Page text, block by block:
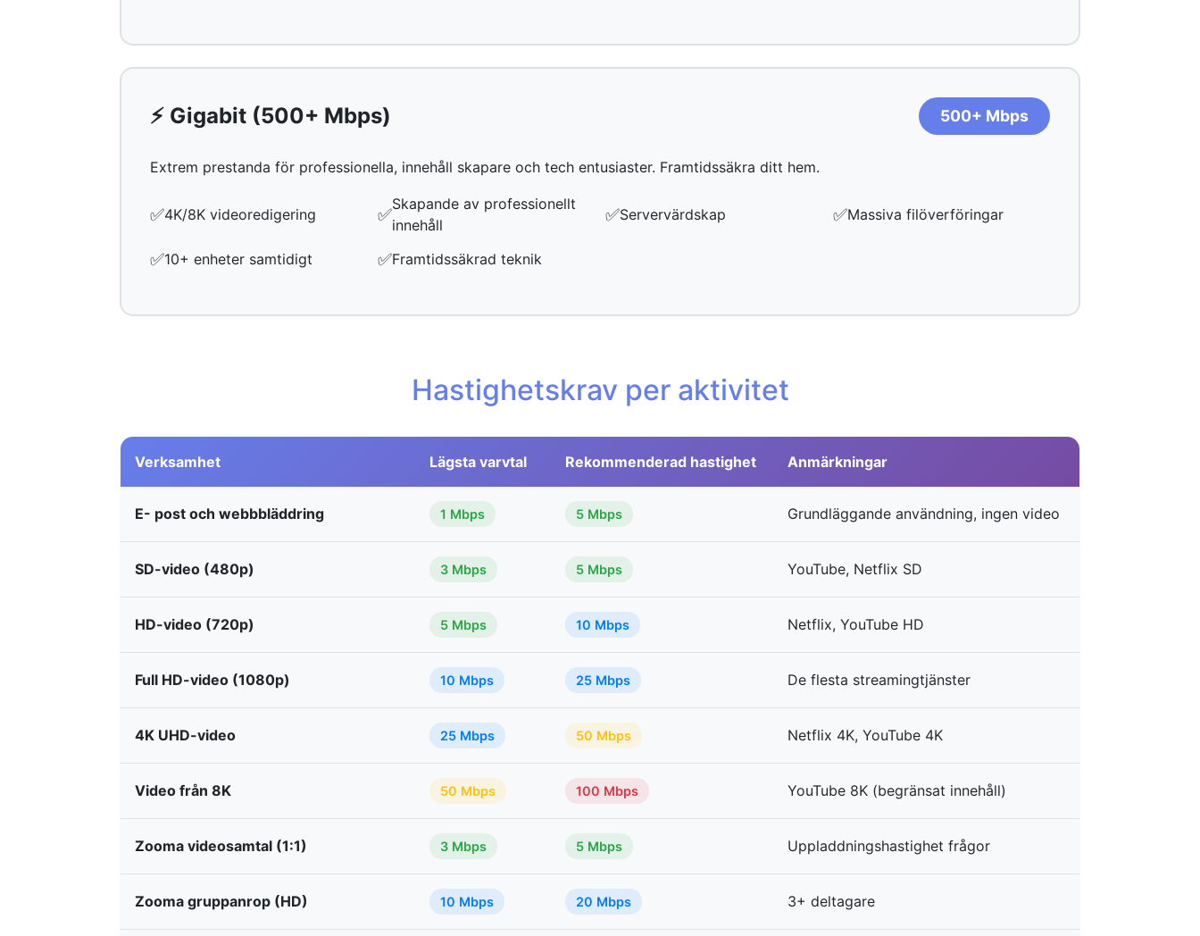
⚡ Gigabit (500+ Mbps) 500+ Mbps
Extrem prestanda för professionella, innehåll skapare och tech entusiaster. Framtidssäkra ditt hem.
✅4K/8K videoredigering ✅Skapande av professionellt
innehåll
✅Servervärdskap ✅Massiva filöverföringar
✅10+ enheter samtidigt ✅Framtidssäkrad teknik
Hastighetskrav per aktivitet
Verksamhet Lägsta varvtal Rekommenderad hastighet Anmärkningar
E- post och webbbläddring 1 Mbps 5 Mbps Grundläggande användning, ingen video
SD-video (480p) 3 Mbps 5 Mbps YouTube, Netflix SD
HD-video (720p) 5 Mbps 10 Mbps Netflix, YouTube HD
Full HD-video (1080p) 10 Mbps 25 Mbps De flesta streamingtjänster
4K UHD-video 25 Mbps 50 Mbps Netflix 4K, YouTube 4K
Video från 8K 50 Mbps 100 Mbps YouTube 8K (begränsat innehåll)
Zooma videosamtal (1:1) 3 Mbps 5 Mbps Uppladdningshastighet frågor
Zooma gruppanrop (HD) 10 Mbps 20 Mbps 3+ deltagare